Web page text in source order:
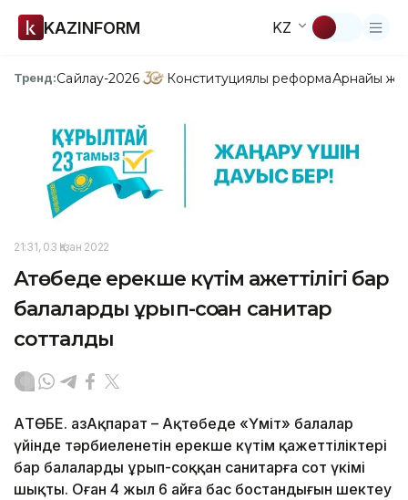
KAZINFORM KZ
Тренд:Сайлау-2026 Конституциялық реформаАрнайы
21:31, 03 Қазан 2022
Ақтөбеде ерекше күтім қажеттілігі бар
балаларды ұрып-соққан санитар
сотталды
АҚТӨБЕ. ҚазАқпарат – Ақтөбеде «Үміт» балалар
үйінде тәрбиеленетін ерекше күтім қажеттіліктері
бар балаларды ұрып-соққан санитарға сот үкімі
шықты. Оған 4 жыл 6 айға бас бостандығын шектеу